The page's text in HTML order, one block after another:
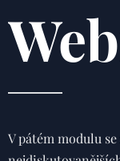
V pátém modulu